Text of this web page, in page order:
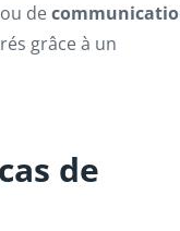
ou de
grâce à un
de